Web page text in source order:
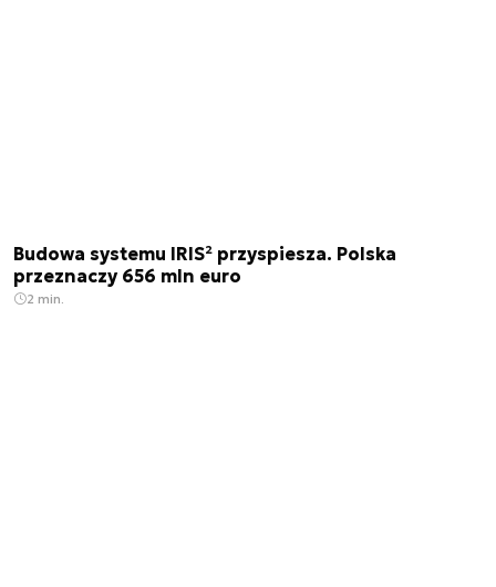
Budowa systemu IRIS² przyspiesza. Polska
przeznaczy 656 mln euro
2 min.